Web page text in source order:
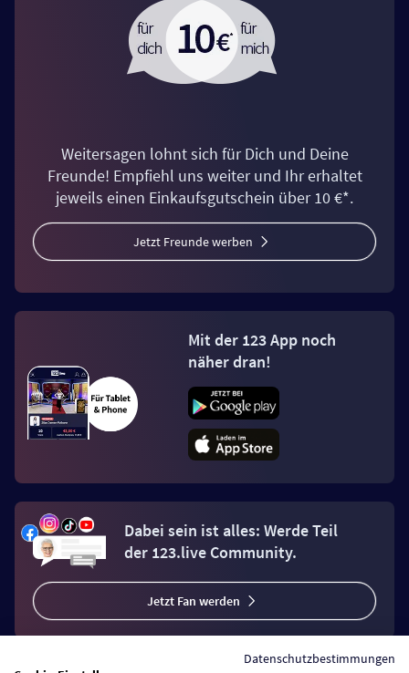
Weitersagen lohnt sich für Dich und Deine
Freunde! Empfiehl uns weiter und Ihr erhaltet
jeweils einen Einkaufsgutschein über 10 €*.
Jetzt Freunde werben
Mit der 123 App noch
näher dran!
Dabei sein ist alles: Werde Teil
der 123.live Community.
Jetzt Fan werden
Datenschutzbestimmungen